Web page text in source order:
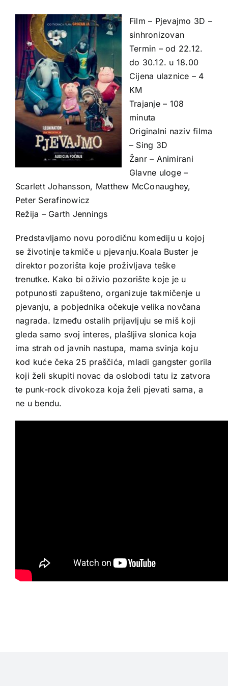
Film – Pjevajmo 3D –
sinhronizovan
Termin – od 22.12.
do 30.12. u 18.00
Cijena ulaznice – 4
KM
Trajanje – 108
minuta
Originalni naziv filma
– Sing 3D
Žanr – Animirani
Glavne uloge –
Scarlett Johansson, Matthew McConaughey,
Peter Serafinowicz
Režija – Garth Jennings
Predstavljamo novu porodičnu komediju u kojoj
se životinje takmiče u pjevanju.Koala Buster je
direktor pozorišta koje proživljava teške
trenutke. Kako bi oživio pozorište koje je u
potpunosti zapušteno, organizuje takmičenje u
pjevanju, a pobjednika očekuje velika novčana
nagrada. Između ostalih prijavljuju se miš koji
gleda samo svoj interes, plašljiva slonica koja
ima strah od javnih nastupa, mama svinja koju
kod kuće čeka 25 praščića, mladi gangster gorila
koji želi skupiti novac da oslobodi tatu iz zatvora
te punk-rock divokoza koja želi pjevati sama, a
ne u bendu.